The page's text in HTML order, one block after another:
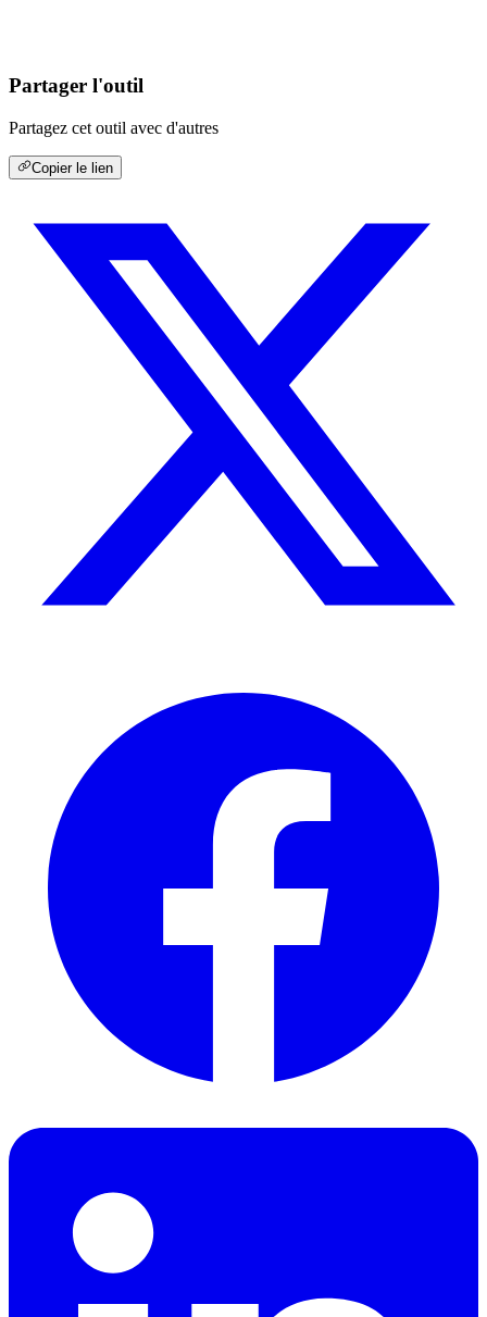
Partager l'outil
Partagez cet outil avec d'autres
Copier le lien